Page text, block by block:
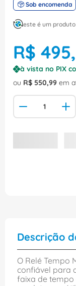
Sob encomenda
este é um
R$ 495,
à vista no PIX
ou R$ 550,99 em
Descrição
O Relé Tempo
confiável para
faixa de tempo